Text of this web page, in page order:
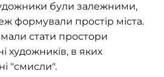
були залежними,
формували простір міста.
стати простори
художників, в яких
"смисли".